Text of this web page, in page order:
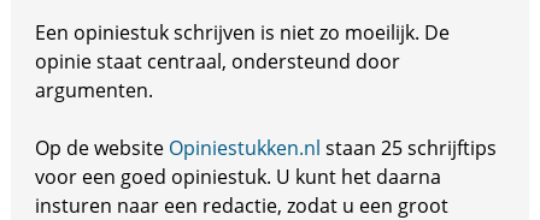
Een opiniestuk schrijven is niet zo moeilijk. De
opinie staat centraal, ondersteund door
argumenten.
Op de website Opiniestukken.nl staan 25 schrijftips
voor een goed opiniestuk. U kunt het daarna
insturen naar een redactie, zodat u een groot